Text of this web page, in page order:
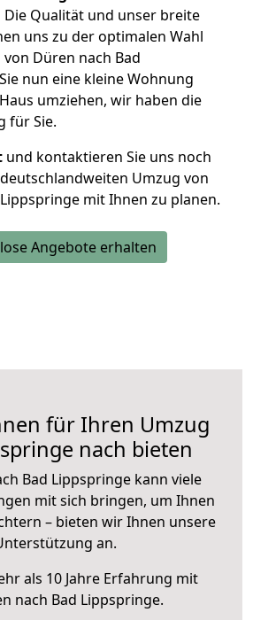
Die Qualität und unser breite
uns zu der optimalen Wahl
Düren nach Bad
nun eine kleine Wohnung
umziehen, wir haben die
für Sie.
und kontaktieren Sie uns noch
Umzug von
mit Ihnen zu planen.
Angebote erhalten
für Ihren Umzug
nach bieten
Bad Lippspringe kann viele
mit sich bringen, um Ihnen
– bieten wir Ihnen unsere
an.
als 10 Jahre Erfahrung mit
nach Bad Lippspringe.